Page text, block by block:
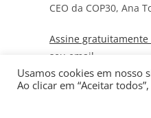
CEO da COP30, Ana
Assine
seu email
Segundo ela, depois
Usamos cookies em nosso
Ao clicar em “Aceitar